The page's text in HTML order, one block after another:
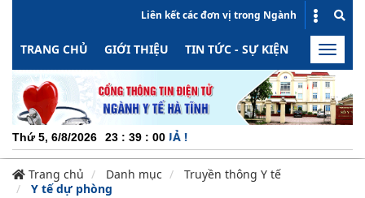
Liên kết các đơn vị trong Ngành
TRANG CHỦ GIỚI THIỆU TIN TỨC - SỰ KIỆN HOẠT
Toggle
Thứ 5, 6/8/2026 23 : 39 : 00
Trang chủ Danh mục
Truyền thông Y tế
Y tế dự phòng